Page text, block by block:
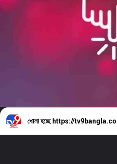
খোলা হচ্ছে https://